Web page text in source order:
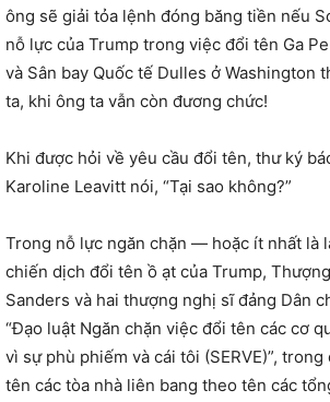
ông sẽ giải tỏa lệnh đóng băng tiền nếu
nỗ lực của Trump trong việc đổi tên Ga
và Sân bay Quốc tế Dulles ở Washington
ta, khi ông ta vẫn còn đương chức!
Khi được hỏi về yêu cầu đổi tên, thư ký
Karoline Leavitt nói, “Tại sao không?”
Trong nỗ lực ngăn chặn — hoặc ít nhất là
chiến dịch đổi tên ồ ạt của Trump,
Sanders và hai thượng nghị sĩ đảng Dân
“Đạo luật Ngăn chặn việc đổi tên các cơ
vì sự phù phiếm và cái tôi (SERVE)”,
tên các tòa nhà liên bang theo tên các